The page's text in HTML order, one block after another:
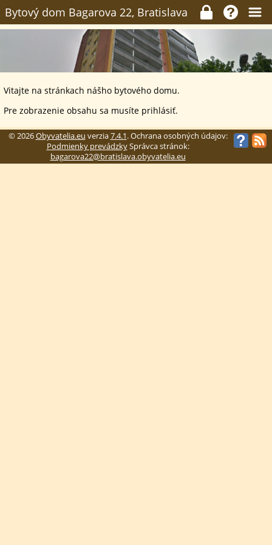
Bytový dom Bagarova 22, Bratislava
Vitajte na stránkach nášho bytového domu.
Pre zobrazenie obsahu sa musíte prihlásiť.
© 2026Obyvatelia.eu verzia7.4.1. Ochrana osobných údajov:
Podmienky prevádzkySprávca stránok:
bagarova22@bratislava.obyvatelia.eu